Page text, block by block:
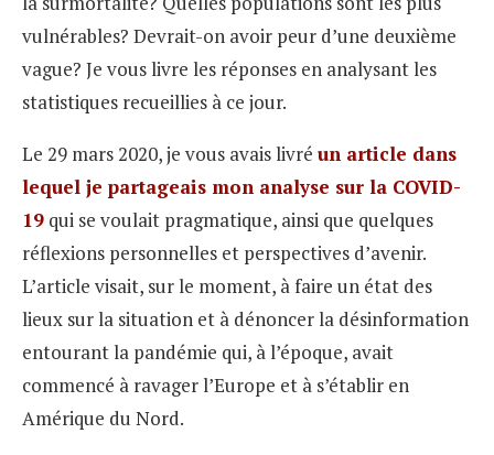
vulnérables? Devrait-on avoir peur d’une deuxième
vague? Je vous livre les réponses en analysant les
statistiques recueillies à ce jour.
Le 29 mars 2020, je vous avais livré un article dans
lequel je partageais mon analyse sur la COVID-
19 qui se voulait pragmatique, ainsi que quelques
réflexions personnelles et perspectives d’avenir.
L’article visait, sur le moment, à faire un état des
lieux sur la situation et à dénoncer la désinformation
entourant la pandémie qui, à l’époque, avait
commencé à ravager l’Europe et à s’établir en
Amérique du Nord.